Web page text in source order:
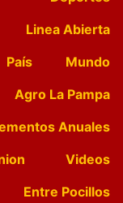
Linea Abierta
País
Mundo
Agro La Pampa
Anuales
Videos
Entre Pocillos